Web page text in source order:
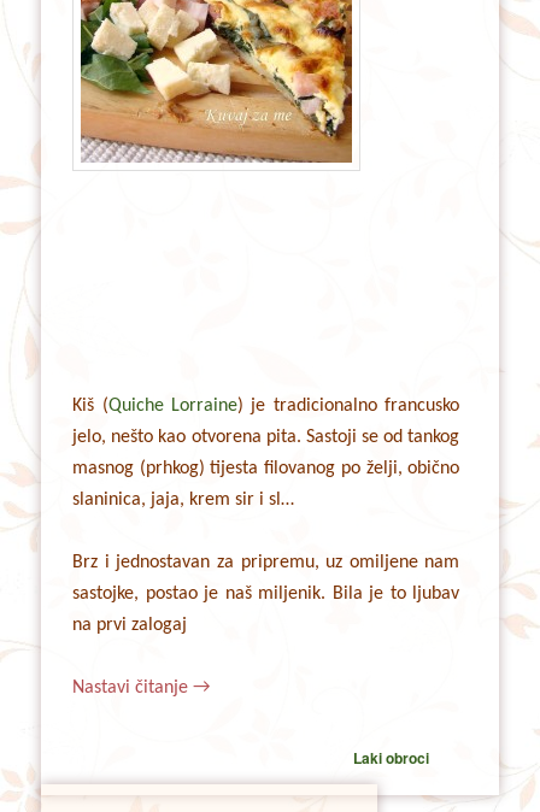
Kiš (Quiche Lorraine) je tradicionalno francusko
jelo, nešto kao otvorena pita. Sastoji se od tankog
masnog (prhkog) tijesta filovanog po želji, obično
slaninica, jaja, krem sir i sl…
Brz i jednostavan za pripremu, uz omiljene nam
sastojke, postao je naš miljenik. Bila je to ljubav
na prvi zalogaj
Nastavi čitanje→
Laki obroci